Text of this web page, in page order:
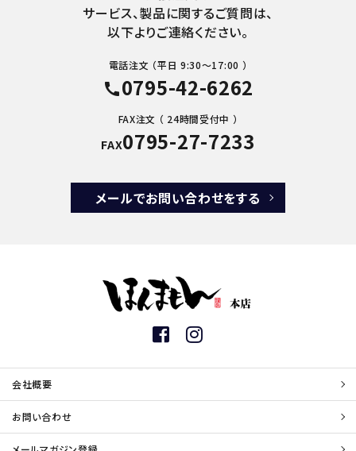
サービス、製品に関するご質問は、
以下よりご連絡ください。
電話注文 （平日 9:30～17:00 ）
call0795-42-6262
FAX注文 （ 24時間受付中 ）
FAX0795-27-7233
メールでお問い合わせをする
会社概要
お問い合わせ